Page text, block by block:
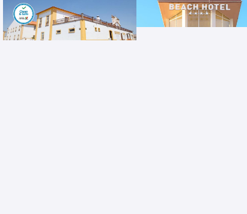
Convento D'Alter
Alter do Chão, Alentejo,
Portugal
HS MILFONTES BEACH
Vila Nova de Milfontes